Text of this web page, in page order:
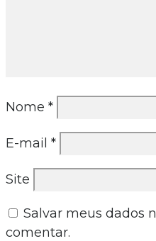
Nome *
E-mail *
Site
Salvar meus dados
comentar.